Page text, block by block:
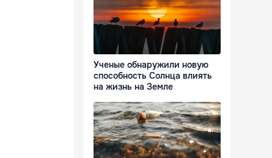
Ученые обнаружили новую
способность Солнца влиять
на жизнь на Земле